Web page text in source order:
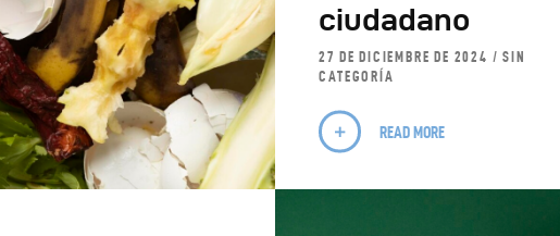
ciudadano
27 DE DICIEMBRE DE 2024
SIN
CATEGORÍA
READ MORE